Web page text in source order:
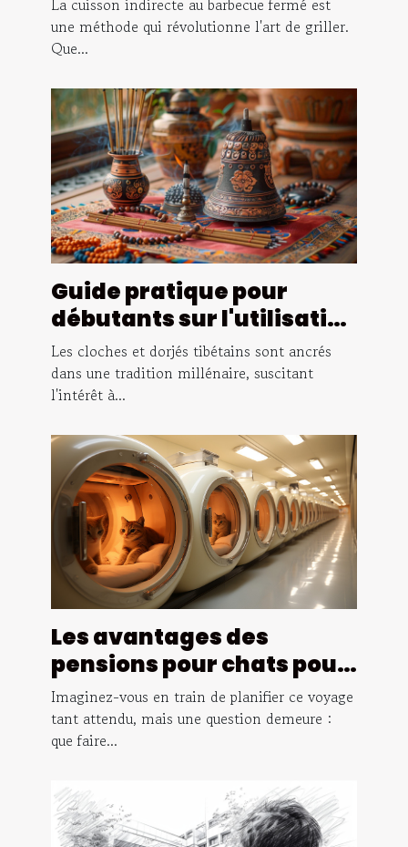
barbecue fermé
une méthode qui révolutionne l'art de griller.
Que...
Guide pratique pour
débutants sur l'utilisation
des cloches et dorjés
tibétains
Les cloches et dorjés tibétains sont ancrés
dans une tradition millénaire, suscitant
l'intérêt à...
Les avantages des
pensions pour chats pour
les propriétaires
d'animaux qui voyagent
Imaginez-vous en train de planifier ce voyage
tant attendu, mais une question demeure :
que faire...